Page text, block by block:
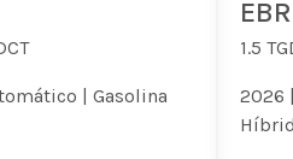
| Gasolina
1.5
2026